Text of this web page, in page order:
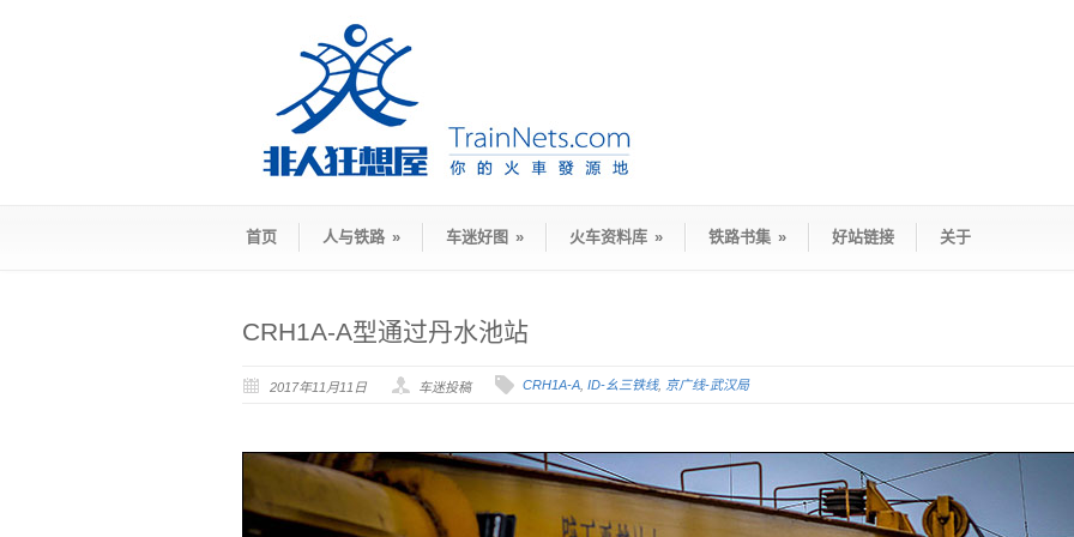
首页 人与铁路 » 车迷好图 » 火车资料库 » 铁路书集 » 好站链接 关于
CRH1A-A型通过丹水池站
2017年11月11日 车迷投稿 CRH1A-A ID-幺三铁线, 京广线-武汉局